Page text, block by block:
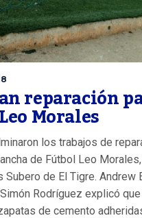
reparación
Morales
los trabajos de
de Fútbol Leo
Subero de El Tigre. Andrew
Rodríguez explicó
de cemento